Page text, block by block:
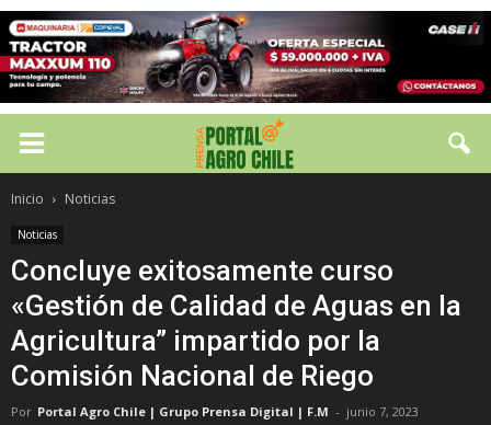
Inicio Noticias
Noticias
Concluye exitosamente curso
«Gestión de Calidad de Aguas en la
Agricultura” impartido por la
Comisión Nacional de Riego
Por Portal Agro Chile | Grupo Prensa Digital | F.M - junio 7, 2023